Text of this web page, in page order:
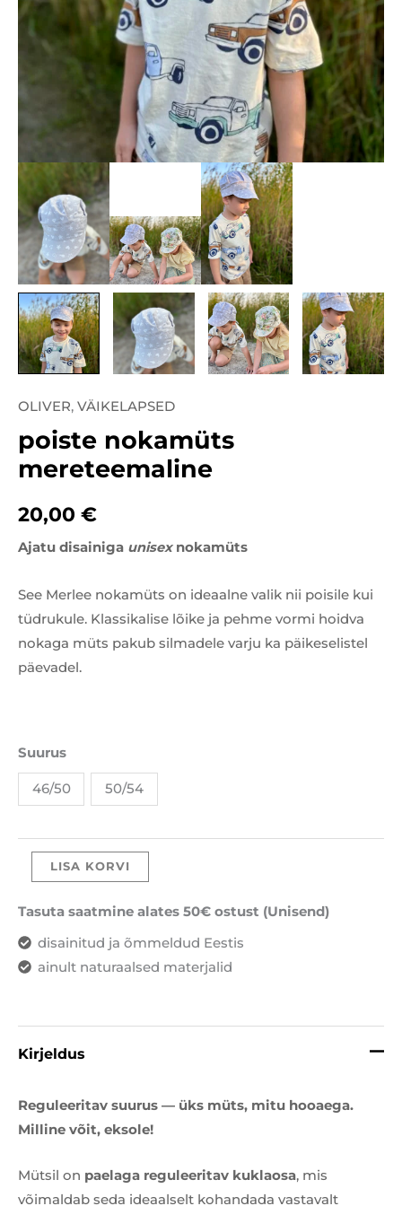
OLIVER, VÄIKELAPSED
poiste nokamüts
mereteemaline
20,00 €
Ajatu disainiga unisexnokamüts
See Merlee nokamüts on ideaalne valik nii poisile kui
tüdrukule. Klassikalise lõike ja pehme vormi hoidva
nokaga müts pakub silmadele varju ka päikeselistel
päevadel.
Suurus
46/50 50/54
poiste
nokamüts
mereteemaline
LISA KORVI
Tasuta saatmine alates 50€ ostust (Unisend)
disainitud ja õmmeldud Eestis
ainult naturaalsed materjalid
Kirjeldus
Reguleeritav suurus — üks müts, mitu hooaega.
Milline võit, eksole!
Mütsil on paelaga reguleeritav kuklaosa, mis
võimaldab seda ideaalselt kohandada vastavalt